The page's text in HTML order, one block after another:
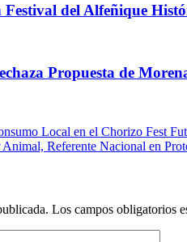
del Alfeñique
Propuesta de
Local en el Chorizo Fest
Referente Nacional en
Los campos obligatorios